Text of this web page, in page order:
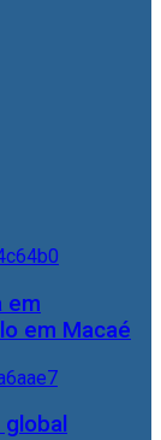
em
em Macaé